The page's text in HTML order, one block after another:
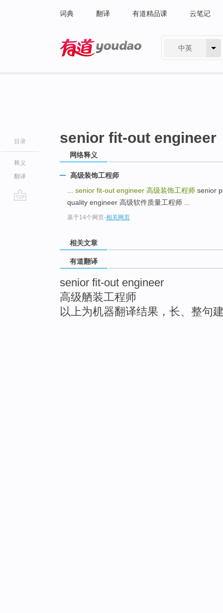
词典 翻译 有道精品课 云笔记
中英
目录
释义
翻译
senior fit-out engineer
网络释义
高级装饰工程师
senior fit-out engineer 高级装饰工程师 senior
quality engineer 高级软件质量工程师 ...
基于14个网页-相关网页
相关文章
有道翻译
senior fit-out engineer
高级舾装工程师
以上为机器翻译结果，长、整句